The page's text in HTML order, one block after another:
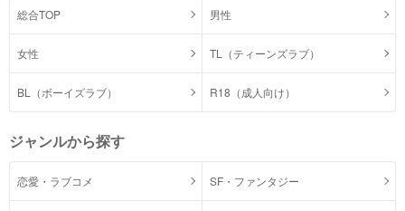
総合TOP 男性
女性 TL（ティーンズラブ）
BL（ボーイズラブ） R18（成人向け）
ジャンルから探す
恋愛・ラブコメ SF・ファンタジー